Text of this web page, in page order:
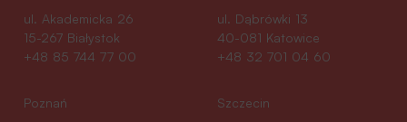
ul. Akademicka 26
15-267 Białystok
+48 85 744 77 00
ul. Dąbrówki 13
40-081 Katowice
+48 32 701 04 60
Poznań
Szczecin